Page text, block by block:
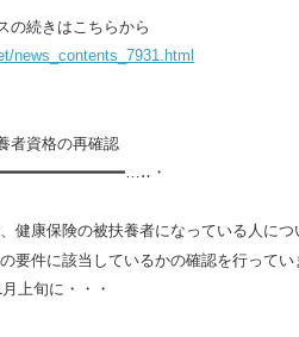
の続きはこちらから
news_contents_7931.html
者資格の再確認
・
健康保険の被扶養者になっている人につ
要件に該当しているかの確認を行ってい
月上旬に・・・